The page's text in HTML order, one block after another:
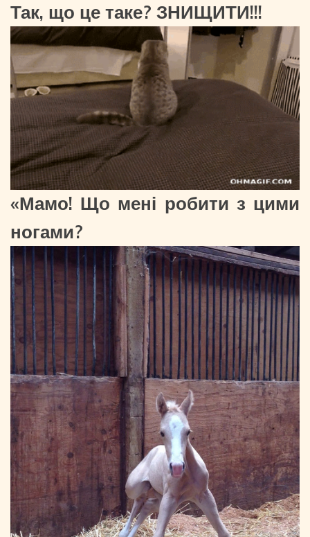
Так, що це таке? ЗНИЩИТИ!!!
«Мамо! Що мені робити з цими
ногами?